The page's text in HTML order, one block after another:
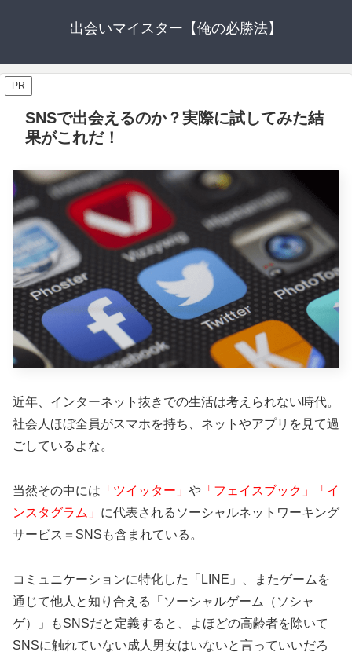
出会いマイスター【俺の必勝法】
PR
SNSで出会えるのか？実際に試してみた結
果がこれだ！
近年、インターネット抜きでの生活は考えられない時代。
社会人ほぼ全員がスマホを持ち、ネットやアプリを見て過
ごしているよな。
当然その中には 「ツイッター」 や 「フェイスブック」「イ
ンスタグラム」 に代表されるソーシャルネットワーキング
サービス＝SNSも含まれている。
コミュニケーションに特化した「LINE」、またゲームを
通じて他人と知り合える「ソーシャルゲーム（ソシャ
ゲ）」もSNSだと定義すると、よほどの高齢者を除いて
SNSに触れていない成人男女はいないと言っていいだろ